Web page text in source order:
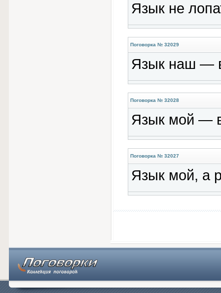
Язык не
Поговорка № 32029
Язык наш —
Поговорка № 32028
Язык мой —
Поговорка № 32027
Язык мой, а